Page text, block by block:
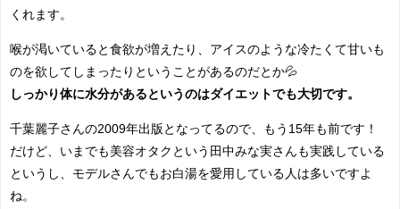
くれます。
喉が渇いていると食欲が増えたり、アイスのような冷たくて甘いも
のを欲してしまったりということがあるのだとか💦
しっかり体に水分があるというのはダイエットでも大切です。
千葉麗子さんの2009年出版となってるので、もう15年も前です！
だけど、いまでも美容オタクという田中みな実さんも実践している
というし、モデルさんでもお白湯を愛用している人は多いですよ
ね。